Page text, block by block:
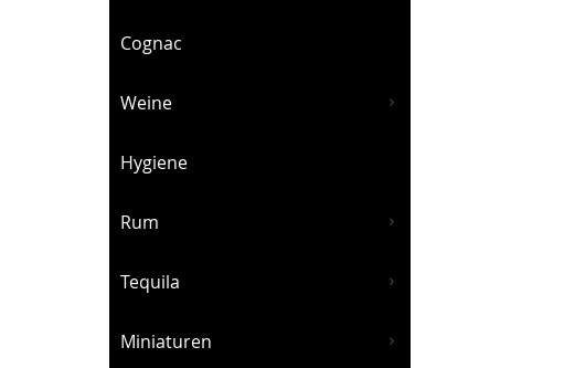
Cognac
Weine
Hygiene
Rum
Tequila
Miniaturen